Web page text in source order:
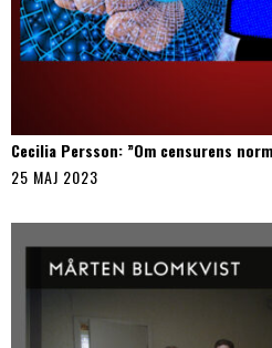
Cecilia Persson: ”Om censurens
25 MAJ 2023